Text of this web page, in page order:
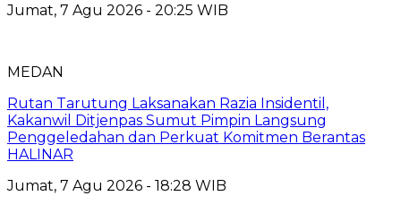
Jumat, 7 Agu 2026 - 20:25 WIB
MEDAN
Rutan Tarutung Laksanakan Razia Insidentil,
Kakanwil Ditjenpas Sumut Pimpin Langsung
Penggeledahan dan Perkuat Komitmen Berantas
HALINAR
Jumat, 7 Agu 2026 - 18:28 WIB